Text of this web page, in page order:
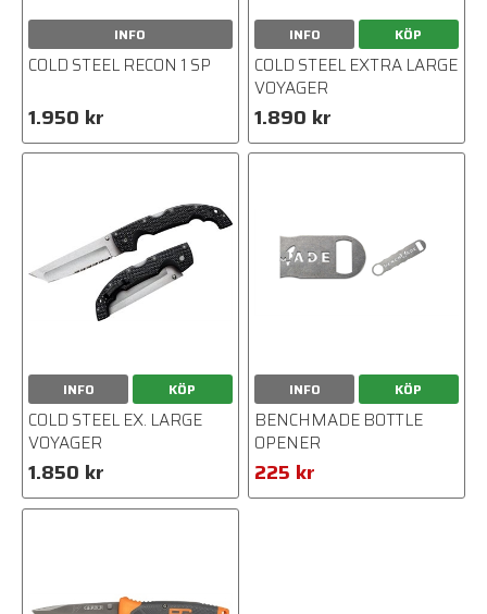
INFO
COLD STEEL RECON 1 SP
1.950 kr
INFO KÖP
COLD STEEL EXTRA LARGE
VOYAGER
1.890 kr
INFO KÖP
COLD STEEL EX. LARGE
VOYAGER
1.850 kr
INFO KÖP
BENCHMADE BOTTLE
OPENER
225 kr